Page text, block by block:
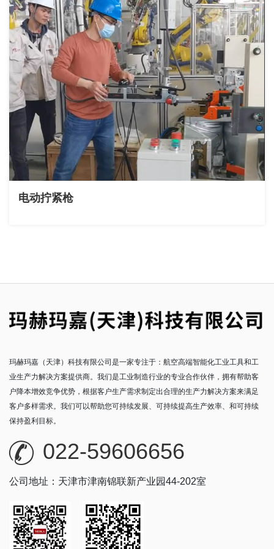
电动拧紧枪
玛赫玛嘉（天津）科技有限公司是一家专注于：航空高端智能化工业工具和工
业生产力解决方案提供商。我们是工业制造行业的专业合作伙伴，拥有帮助客
户降本增效竞争优势，根据客户生产需求制定出合理的生产力解决方案来满足
客户多样需求。我们可以帮助您可持续发展、可持续提高生产效率、和可持续
保持盈利目标。
022-59606656
公司地址：天津市津南锦联新产业园44-202室